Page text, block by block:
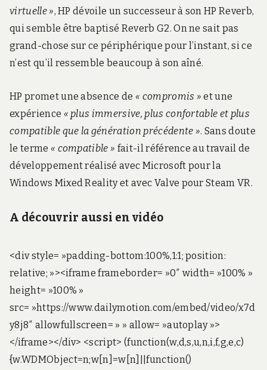
virtuelle », HP dévoile un successeur à son HP Reverb,
qui semble être baptisé Reverb G2. On ne sait pas
grand-chose sur ce périphérique pour l’instant, si ce
n’est qu’il ressemble beaucoup à son aîné.
HP promet une absence de « compromis » et une
expérience « plus immersive, plus confortable et plus
compatible que la génération précédente ». Sans doute
le terme « compatible » fait-il référence au travail de
développement réalisé avec Microsoft pour la
Windows Mixed Reality et avec Valve pour Steam VR.
A découvrir aussi en vidéo
<div style= »padding-bottom:100%,1:1; position:
relative; »><iframe frameborder= »0″ width= »100% »
height= »100% »
src= »https://www.dailymotion.com/embed/video/x7d
y8j8″ allowfullscreen= » » allow= »autoplay »>
</iframe></div> <script> (function(w,d,s,u,n,i,f,g,e,c)
{w.WDMObject=n;w[n]=w[n]||function()